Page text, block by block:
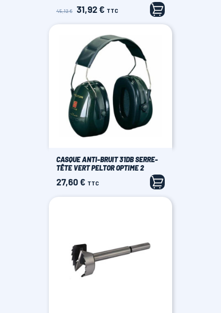
Prix
45,12 € Prix
31,92 € TTC
CASQUE ANTI-BRUIT 31DB SERRE-
TÊTE VERT PELTOR OPTIME 2
Prix
27,60 € TTC